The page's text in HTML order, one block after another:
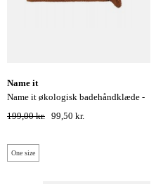
name it
name it økologisk badehåndklæde -
caramel cafè
199,00 kr. 99,50 kr.
One size